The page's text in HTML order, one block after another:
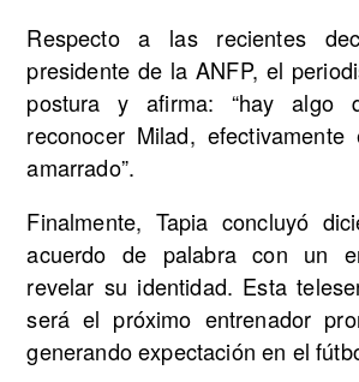
Respecto a las recientes
presidente de la ANFP, el
postura y afirma: “hay algo
reconocer Milad,
amarrado”.
Finalmente, Tapia concluyó
acuerdo de palabra con un
revelar su identidad. Esta
será el próximo entrenador
generando expectación en el